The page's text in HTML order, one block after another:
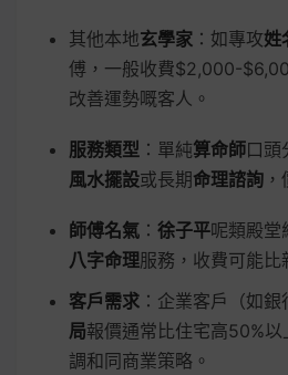
其他本地玄學家 ：如專攻姓
傅，一般收費$2,000-
改善運勢嘅客人。
服務類型 ：單純算命師口頭
風水擺設或長期命理諮詢
師傅名氣 ： 徐子平呢類殿堂
八字命理服務，收費可能比
客戶需求 ：企業客戶（如
局報價通常比住宅高50%
調和同商業策略。